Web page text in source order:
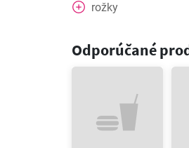
rožky
Odporúčané